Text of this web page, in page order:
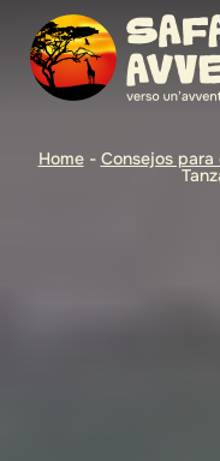
Home- Consejos para